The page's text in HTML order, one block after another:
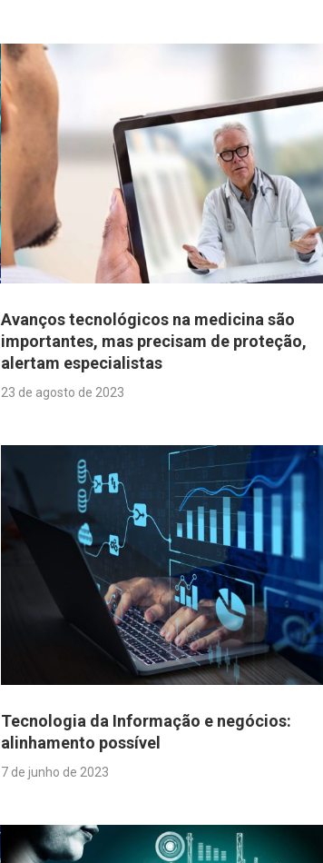
Avanços tecnológicos na medicina são
importantes, mas precisam de proteção,
alertam especialistas
23 de agosto de 2023
Tecnologia da Informação e negócios:
alinhamento possível
7 de junho de 2023